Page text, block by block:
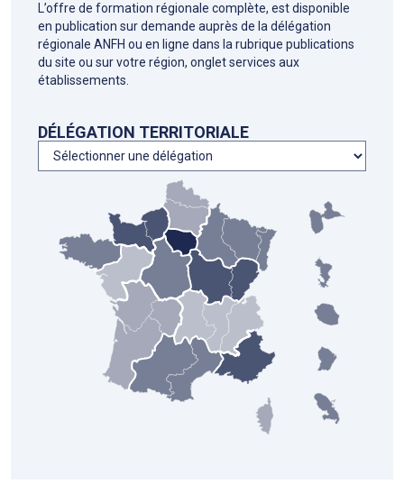
L’offre de formation régionale complète, est disponible
en publication sur demande auprès de la délégation
régionale ANFH ou en ligne dans la rubrique publications
du site ou sur votre région, onglet services aux
établissements.
DÉLÉGATION TERRITORIALE